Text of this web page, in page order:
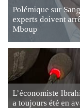
Polémique sur
experts doivent
Mboup
L’économiste
a toujours été en